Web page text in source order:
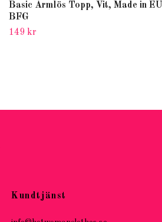
Basic Ärmlös Topp, Vit, Made in
BFG
149 kr
Kundtjänst